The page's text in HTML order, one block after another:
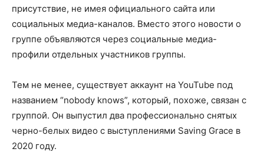
присутствие, не имея официального сайта или
социальных медиа-каналов. Вместо этого новости о
группе объявляются через социальные медиа-
профили отдельных участников группы.
Тем не менее, существует аккаунт на YouTube под
названием “nobody knows”, который, похоже, связан с
группой. Он выпустил два профессионально снятых
черно-белых видео с выступлениями Saving Grace в
2020 году.